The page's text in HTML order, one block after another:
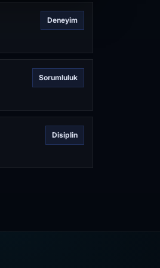
Deneyim
Sorumluluk
Disiplin